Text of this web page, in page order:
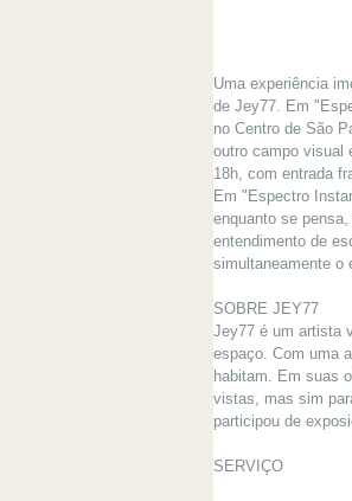
Uma experiência
de Jey77. Em
no Centro de São
outro campo visual
18h, com entrada
Em "Espectro
enquanto se
entendimento de
simultaneamente o
SOBRE JEY77
Jey77 é um artista
espaço. Com uma
habitam. Em suas
vistas, mas sim
participou de
SERVIÇO